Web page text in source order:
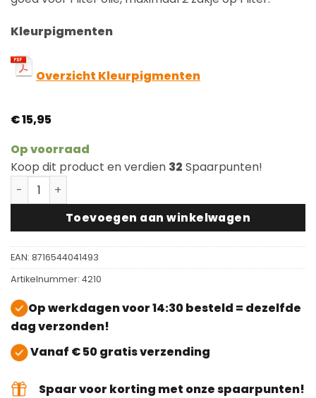
Kleurpigmenten
Overzicht Kleurpigmenten
€15,95
Op voorraad
Koop dit product en verdien 32 Spaarpunten!
Royl Kleurpigment Olie Exotic Brown 15 voor 1L #0115
Toevoegen aan winkelwagen
EAN: 8716544041493
Artikelnummer: 4210
Op werkdagen voor 14:30 besteld = dezelfde
dag verzonden!
Vanaf € 50 gratis verzending
Spaar voor korting met onze spaarpunten!